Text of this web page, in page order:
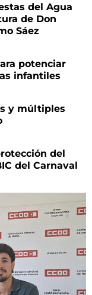
del Agua
de Don
Sáez
potenciar
infantiles
y múltiples
del
del Carnaval